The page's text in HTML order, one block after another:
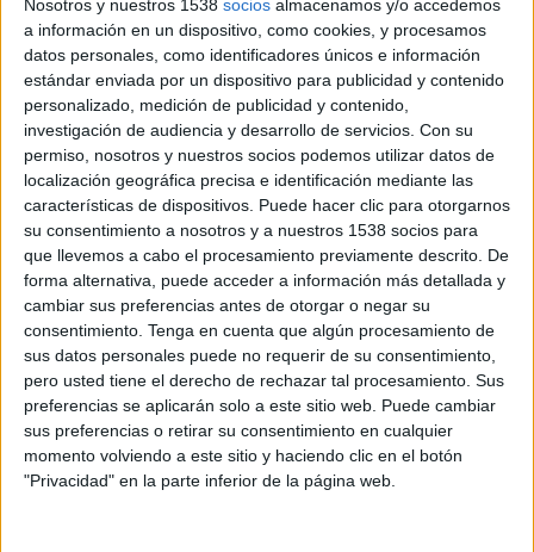
Nosotros y nuestros 1538 socios almacenamos y/o accedemos
a información en un dispositivo, como cookies, y procesamos
datos personales, como identificadores únicos e información
estándar enviada por un dispositivo para publicidad y contenido
personalizado, medición de publicidad y contenido,
investigación de audiencia y desarrollo de servicios. Con su
permiso, nosotros y nuestros socios podemos utilizar datos de
localización geográfica precisa e identificación mediante las
características de dispositivos. Puede hacer clic para otorgarnos
su consentimiento a nosotros y a nuestros 1538 socios para
que llevemos a cabo el procesamiento previamente descrito. De
forma alternativa, puede acceder a información más detallada y
cambiar sus preferencias antes de otorgar o negar su
consentimiento. Tenga en cuenta que algún procesamiento de
sus datos personales puede no requerir de su consentimiento,
pero usted tiene el derecho de rechazar tal procesamiento. Sus
preferencias se aplicarán solo a este sitio web. Puede cambiar
sus preferencias o retirar su consentimiento en cualquier
momento volviendo a este sitio y haciendo clic en el botón
"Privacidad" en la parte inferior de la página web.
servicios publicitarios, amparada en su red de agencias de marketing digital
repartidas por todo el mundo. De hecho la agencia cuenta con presencia en 17
países ofreciendo servicios en estrategia, creatividad, medios y tecnología en el
entorno online. En total son más de 2.000 profesionales repartidos en 30 oficinas.
Según Caroline McGuckian, consejera delegada de LBi para España, Italia,
Francia y Bélgica, la seña de identidad de la agencia es el modo único en que
agencia de marketing digital hasta ahora inédito en España, basado en la
integración (blending) del trabajo de distintos equipos de especialistas con el
objetivo de aportar valor al cliente". En este sentido la agencia cuenta con
expertos en creatividad, tecnología, experiencia de usuario, CRM, medios y
producción con el objetivo de ofertar soluciones integrales a las marcas.
'Vivimos un periodo de intensa transformación en el que la smarcas se enfrentan a
oportunidades que nunca imaginaron. Sus objetivos se pueden alcanzar gracias a
un enfoque integrado, a pesar del escenario de crisis. La única opción es crecer. Y
para ello hay que trabajar con los clientes a largo plazo", explica McGuckian.